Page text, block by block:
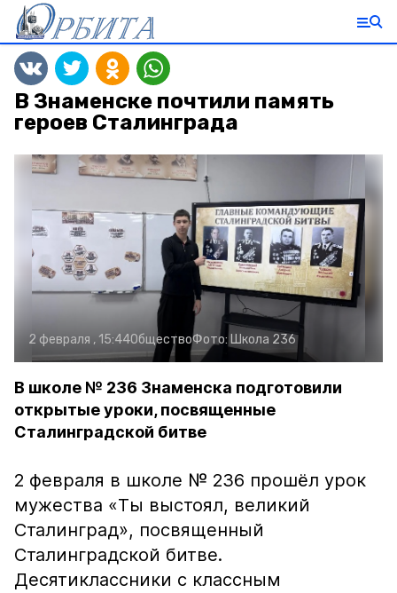
В Знаменске почтили память
героев Сталинграда
2 февраля , 15:44ОбществоФото: Школа 236
В школе № 236 Знаменска подготовили
открытые уроки, посвященные
Сталинградской битве
2 февраля в школе № 236 прошёл урок
мужества «Ты выстоял, великий
Сталинград», посвященный
Сталинградской битве.
Десятиклассники с классным